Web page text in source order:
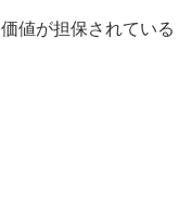
値が担保されている